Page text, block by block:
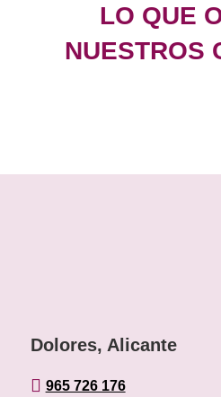
LO QUE
NUESTROS
Dolores, Alicante
 965 726 176